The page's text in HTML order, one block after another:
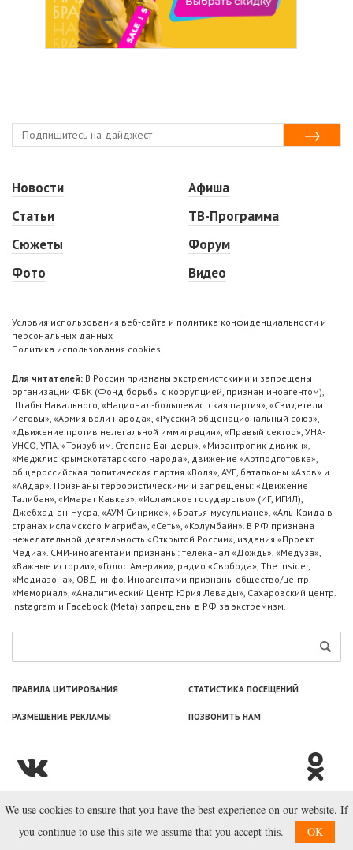
Новости
Статьи
Сюжеты
Фото
Афиша
ТВ-Программа
Форум
Видео
Условия использования веб-сайта и политика конфиденциальности и
персональных данных
Политика использования cookies
Для читателей: В России признаны экстремистскими и запрещены
организации ФБК (Фонд борьбы с коррупцией, признан иноагентом),
Штабы Навального, «Национал-большевистская партия», «Свидетели
Иеговы», «Армия воли народа», «Русский общенациональный союз»,
«Движение против нелегальной иммиграции», «Правый сектор», УНА-
УНСО, УПА, «Тризуб им. Степана Бандеры», «Мизантропик дивижн»,
«Меджлис крымскотатарского народа», движение «Артподготовка»,
общероссийская политическая партия «Воля», АУЕ, батальоны «Азов» и
«Айдар». Признаны террористическими и запрещены: «Движение
Талибан», «Имарат Кавказ», «Исламское государство» (ИГ, ИГИЛ),
Джебхад-ан-Нусра, «АУМ Синрике», «Братья-мусульмане», «Аль-Каида в
странах исламского Магриба», «Сеть», «Колумбайн». В РФ признана
нежелательной деятельность «Открытой России», издания «Проект
Медиа». СМИ-иноагентами признаны: телеканал «Дождь», «Медуза»,
«Важные истории», «Голос Америки», радио «Свобода», The Insider,
«Медиазона», ОВД-инфо. Иноагентами признаны общество/центр
«Мемориал», «Аналитический Центр Юрия Левады», Сахаровский центр.
Instagram и Facebook (Metа) запрещены в РФ за экстремизм.
ПРАВИЛА ЦИТИРОВАНИЯ СТАТИСТИКА ПОСЕЩЕНИЙ
РАЗМЕЩЕНИЕ РЕКЛАМЫ ПОЗВОНИТЬ НАМ
© ООО «Лаборатория Новоcтей», 2003—2026.
We use cookies to ensure that you have the best experience on our website. If
you continue to use this site we assume that you accept this.
OK